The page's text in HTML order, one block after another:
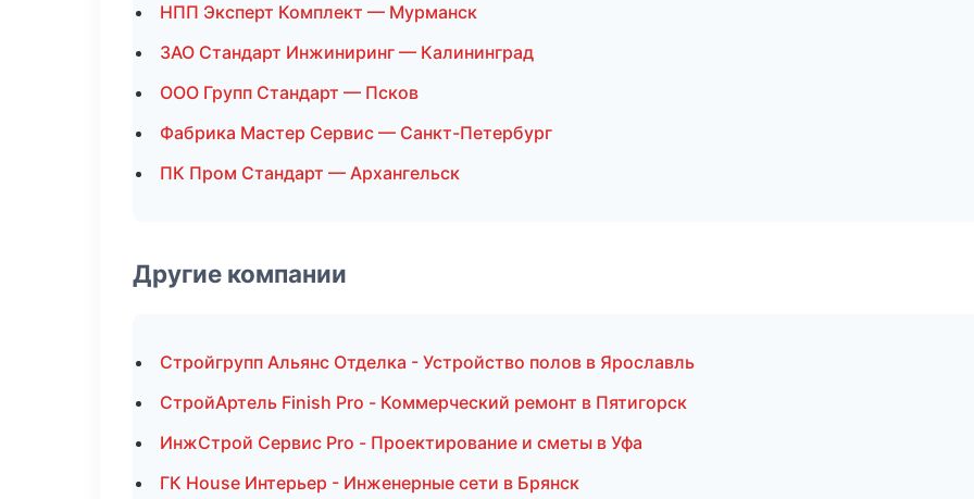
НПП Эксперт Комплект — Мурманск
ЗАО Стандарт Инжиниринг — Калининград
ООО Групп Стандарт — Псков
Фабрика Мастер Сервис — Санкт-Петербург
ПК Пром Стандарт — Архангельск
Другие компании
Стройгрупп Альянс Отделка - Устройство полов в Ярославль
СтройАртель Finish Pro - Коммерческий ремонт в Пятигорск
ИнжСтрой Сервис Pro - Проектирование и сметы в Уфа
ГК House Интерьер - Инженерные сети в Брянск